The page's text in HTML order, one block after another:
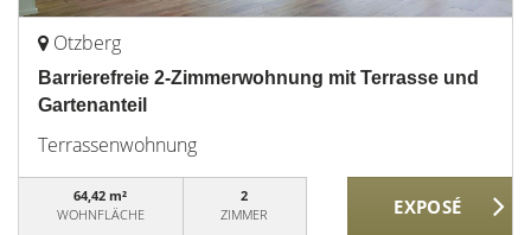
Otzberg
Barrierefreie 2-Zimmerwohnung mit Terrasse und
Gartenanteil
Terrassenwohnung
64,42 m²
WOHNFLÄCHE
2
ZIMMER